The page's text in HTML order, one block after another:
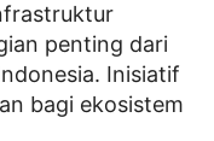
penting dari
Inisiatif
bagi ekosistem